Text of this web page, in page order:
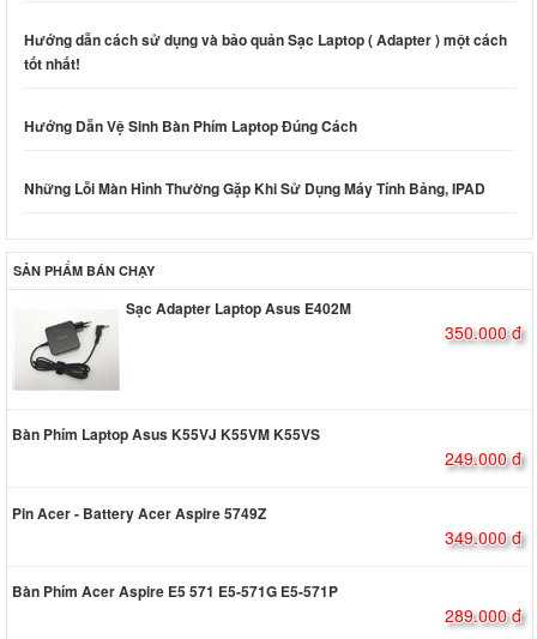
Hướng dẫn cách sử dụng và bảo quản Sạc Laptop ( Adapter ) một cách
tốt nhất!
Hướng Dẫn Vệ Sinh Bàn Phím Laptop Đúng Cách
Những Lỗi Màn Hình Thường Gặp Khi Sử Dụng Máy Tính Bảng, IPAD
SẢN PHẨM BÁN CHẠY
Sạc Adapter Laptop Asus E402M
350.000 đ
Bàn Phím Laptop Asus K55VJ K55VM K55VS
249.000 đ
Pin Acer - Battery Acer Aspire 5749Z
349.000 đ
Bàn Phím Acer Aspire E5 571 E5-571G E5-571P
289.000 đ